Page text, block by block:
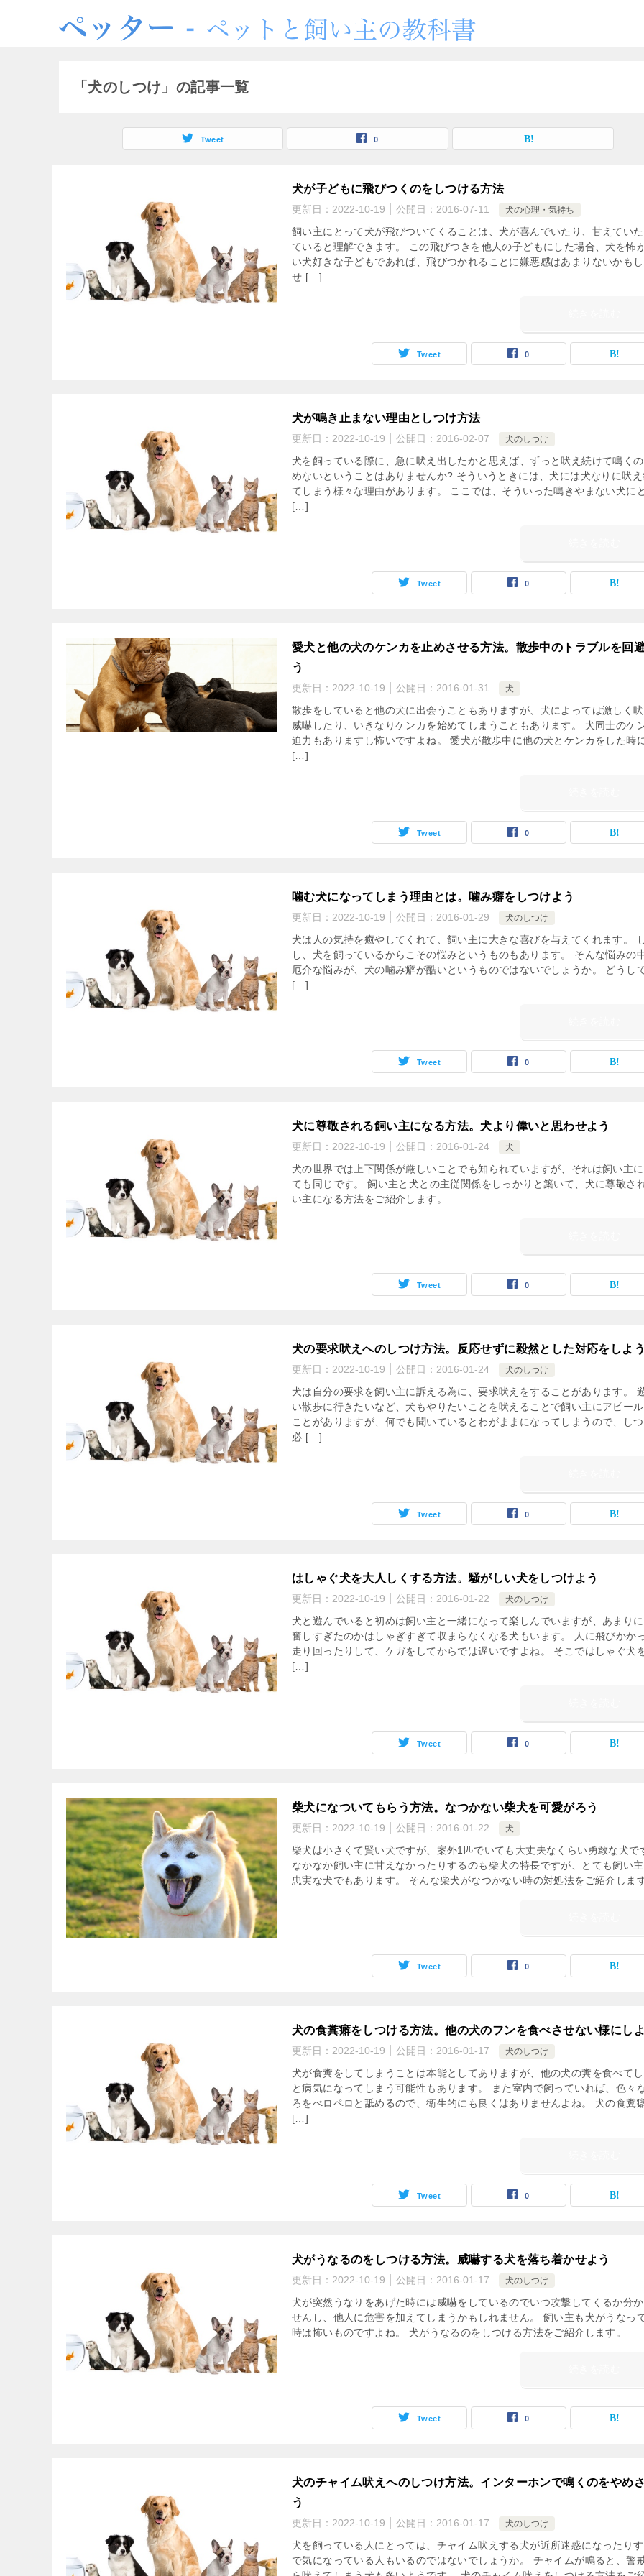
「犬のしつけ」の記事一覧
Tweet 0
犬が子どもに飛びつくのをしつける方法
更新日： 2022-10-19 公開日： 2016-07-11 犬の心理・気持ち
飼い主にとって犬が飛びついてくることは、犬が喜んでいたり、甘えてい
ていると理解できます。 この飛びつきを他人の子どもにした場合、犬を怖
い犬好きな子どもであれば、飛びつかれることに嫌悪感はあまりないかもし
せ […]
Tweet 0
犬が鳴き止まない理由としつけ方法
更新日： 2022-10-19 公開日： 2016-02-07 犬のしつけ
犬を飼っている際に、急に吠え出したかと思えば、ずっと吠え続けて鳴く
めないということはありませんか? そういうときには、犬には犬なりに吠え
てしまう様々な理由があります。 ここでは、そういった鳴きやまない犬に
[…]
Tweet 0
愛犬と他の犬のケンカを止めさせる方法。散歩中のトラブルを回
う
更新日： 2022-10-19 公開日： 2016-01-31 犬
散歩をしていると他の犬に出会うこともありますが、犬によっては激しく
威嚇したり、いきなりケンカを始めてしまうこともあります。 犬同士のケ
迫力もありますし怖いですよね。 愛犬が散歩中に他の犬とケンカをした時
[…]
Tweet 0
噛む犬になってしまう理由とは。噛み癖をしつけよう
更新日： 2022-10-19 公開日： 2016-01-29 犬のしつけ
犬は人の気持を癒やしてくれて、飼い主に大きな喜びを与えてくれます。
し、犬を飼っているからこその悩みというものもあります。 そんな悩みの
厄介な悩みが、犬の噛み癖が酷いというものではないでしょうか。 どうし
[…]
Tweet 0
犬に尊敬される飼い主になる方法。犬より偉いと思わせよう
更新日： 2022-10-19 公開日： 2016-01-24 犬
犬の世界では上下関係が厳しいことでも知られていますが、それは飼い主
ても同じです。 飼い主と犬との主従関係をしっかりと築いて、犬に尊敬さ
い主になる方法をご紹介します。
Tweet 0
犬の要求吠えへのしつけ方法。反応せずに毅然とした対応をしよう
更新日： 2022-10-19 公開日： 2016-01-24 犬のしつけ
犬は自分の要求を飼い主に訴える為に、要求吠えをすることがあります。
い散歩に行きたいなど、犬もやりたいことを吠えることで飼い主にアピー
ことがありますが、何でも聞いているとわがままになってしまうので、し
必 […]
Tweet 0
はしゃぐ犬を大人しくする方法。騒がしい犬をしつけよう
更新日： 2022-10-19 公開日： 2016-01-22 犬のしつけ
犬と遊んでいると初めは飼い主と一緒になって楽しんでいますが、あまり
奮しすぎたのかはしゃぎすぎて収まらなくなる犬もいます。 人に飛びかか
走り回ったりして、ケガをしてからでは遅いですよね。 そこではしゃぐ犬
[…]
Tweet 0
柴犬になついてもらう方法。なつかない柴犬を可愛がろう
更新日： 2022-10-19 公開日： 2016-01-22 犬
柴犬は小さくて賢い犬ですが、案外1匹でいても大丈夫なくらい勇敢な犬で
なかなか飼い主に甘えなかったりするのも柴犬の特長ですが、とても飼い
忠実な犬でもあります。 そんな柴犬がなつかない時の対処法をご紹介します
Tweet 0
犬の食糞癖をしつける方法。他の犬のフンを食べさせない様にし
更新日： 2022-10-19 公開日： 2016-01-17 犬のしつけ
犬が食糞をしてしまうことは本能としてありますが、他の犬の糞を食べてし
と病気になってしまう可能性もあります。 また室内で飼っていれば、色々
ろをぺロペロと舐めるので、衛生的にも良くはありませんよね。 犬の食糞
[…]
Tweet 0
犬がうなるのをしつける方法。威嚇する犬を落ち着かせよう
更新日： 2022-10-19 公開日： 2016-01-17 犬のしつけ
犬が突然うなりをあげた時には威嚇をしているのでいつ攻撃してくるか分か
せんし、他人に危害を加えてしまうかもしれません。 飼い主も犬がうなっ
時は怖いものですよね。 犬がうなるのをしつける方法をご紹介します。
Tweet 0
犬のチャイム吠えへのしつけ方法。インターホンで鳴くのをやめ
う
更新日： 2022-10-19 公開日： 2016-01-17 犬のしつけ
犬を飼っている人にとっては、チャイム吠えする犬が近所迷惑になったり
で気になっている人もいるのではないでしょうか。 チャイムが鳴ると、警